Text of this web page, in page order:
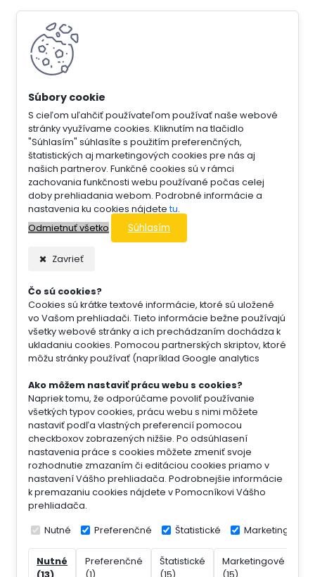
S cieľom uľahčiť používateľom používať naše webové
stránky využívame cookies. Kliknutím na tlačidlo
"Súhlasím" súhlasíte s použitím preferenčných,
štatistických aj marketingových cookies pre nás aj
našich partnerov. Funkčné cookies sú v rámci
zachovania funkčnosti webu používané počas celej
doby prehliadania webom. Podrobné informácie a
nastavenia ku cookies nájdete tu.
Odmietnuť všetko
Súhlasím
Zavrieť
Čo sú cookies?
Cookies sú krátke textové informácie, ktoré sú uložené
vo Vašom prehliadači. Tieto informácie bežne používajú
všetky webové stránky a ich prechádzaním dochádza k
ukladaniu cookies. Pomocou partnerských skriptov, ktoré
môžu stránky používať (napríklad Google analytics
Ako môžem nastaviť prácu webu s cookies?
Napriek tomu, že odporúčame povoliť používanie
všetkých typov cookies, prácu webu s nimi môžete
nastaviť podľa vlastných preferencií pomocou
checkboxov zobrazených nižšie. Po odsúhlasení
nastavenia práce s cookies môžete zmeniť svoje
rozhodnutie zmazaním či editáciou cookies priamo v
nastavení Vášho prehliadača. Podrobnejšie informácie
k premazaniu cookies nájdete v Pomocníkovi Vášho
prehliadača.
Nutné Preferenčné Štatistické Marketingové
Nutné
(13)
Preferenčné
(1)
Štatistické
(15)
Marketingové
(15)